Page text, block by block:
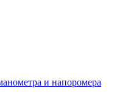
и напоромера